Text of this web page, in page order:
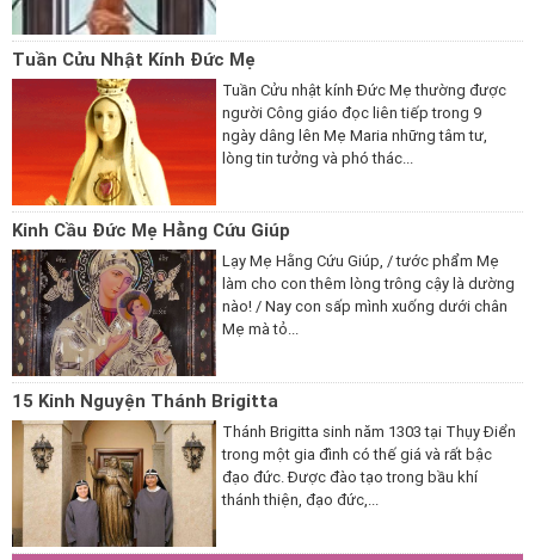
Tuần Cửu Nhật Kính Đức Mẹ
Tuần Cửu nhật kính Đức Mẹ thường được
người Công giáo đọc liên tiếp trong 9
ngày dâng lên Mẹ Maria những tâm tư,
lòng tin tưởng và phó thác...
Kinh Cầu Đức Mẹ Hằng Cứu Giúp
Lạy Mẹ Hằng Cứu Giúp, / tước phẩm Mẹ
làm cho con thêm lòng trông cậy là dường
nào! / Nay con sấp mình xuống dưới chân
Mẹ mà tỏ...
15 Kinh Nguyện Thánh Brigitta
Thánh Brigitta sinh năm 1303 tại Thụy Điển
trong một gia đình có thế giá và rất bậc
đạo đức. Được đào tạo trong bầu khí
thánh thiện, đạo đức,...